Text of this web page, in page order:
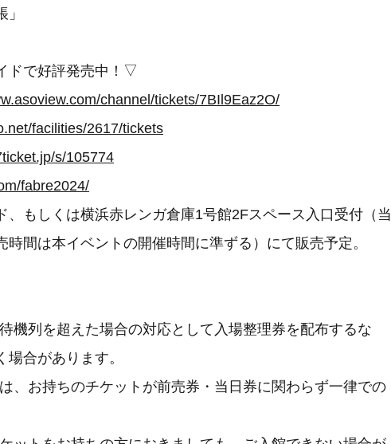
帳」
ドで好評発売中！▽
channel/tickets/7BIl9Eaz2O/
facilities/2617/tickets
s/105774
fabre2024/
もしくは横浜赤レンガ倉庫1号館2Fスペース入口受付（当
時間は本イベントの開催時間に準ずる）にて販売予定。
機列を超えた場合の対応として入場整理券を配布するな
合があります。
、お持ちのチケットが前売券・当日券に関わらず一律での